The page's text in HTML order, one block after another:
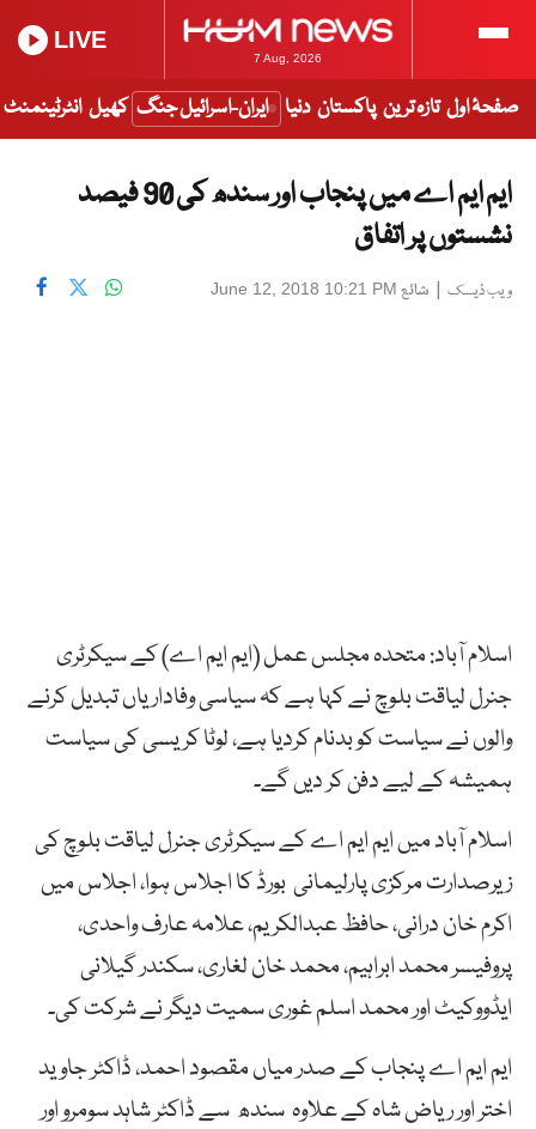
7 Aug, 2026
LIVE
صفحۂ اول تازہ ترین پاکستان دنیا ایران-اسرائیل جنگ کھیل انٹرٹینمنٹ
ایم ایم اے میں پنجاب اور سندھ کی 90 فیصد
نشستوں پر اتفاق
ویب ڈیسک | شائع June 12, 2018 10:21 PM
اسلام آباد: متحدہ مجلس عمل (ایم ایم اے) کے سیکرٹری
جنرل لیاقت بلوچ نے کہا ہے کہ سیاسی وفاداریاں تبدیل کرنے
والوں نے سیاست کو بدنام کردیا ہے، لوٹا کریسی کی سیاست
ہمیشہ کے لیے دفن کر دیں گے۔
اسلام آباد میں ایم ایم اے کے سیکرٹری جنرل لیاقت بلوچ کی
زیرصدارت مرکزی پارلیمانی بورڈ کا اجلاس ہوا، اجلاس میں
اکرم خان درانی، حافظ عبدالکریم، علامہ عارف واحدی،
پروفیسر محمد ابراہیم، محمد خان لغاری، سکندر گیلانی
ایڈووکیٹ اور محمد اسلم غوری سمیت دیگر نے شرکت کی۔
ایم ایم اے پنجاب کے صدر میاں مقصود احمد، ڈاکٹر جاوید
اختر اور ریاض شاہ کے علاوہ سندھ سے ڈاکٹر شاہد سومرو اور